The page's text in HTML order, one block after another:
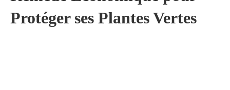
Protéger ses Plantes Vertes